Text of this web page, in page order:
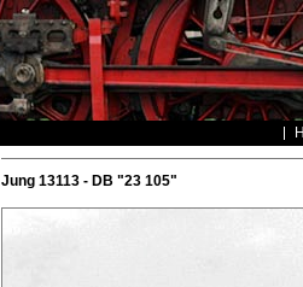
Jung 13113 - DB "23 105"